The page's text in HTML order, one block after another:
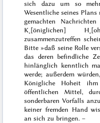
sich dazu um so
Wesentlicheseines Plans
gemachten
K˖[öniglichen]
zusammenzutreffen
Bitte »daß seine Rolle
das deren befindliche
hinlänglich kenntlich
werde; außerdem
Königliche Hoheit
öffentlichen Mittel,
sonderbaren Vorfalls
keiner fremden Hand
an sich zu bringen. –